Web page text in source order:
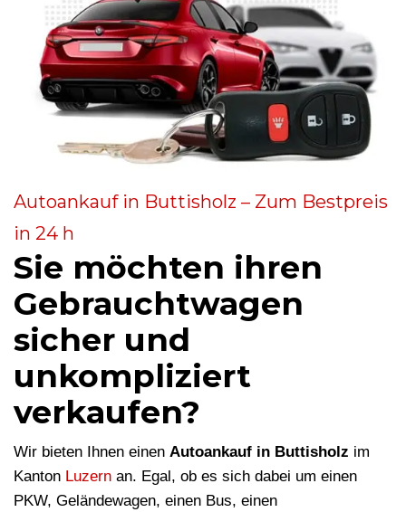
Autoankauf in Buttisholz – Zum Bestpreis
in 24 h
Sie möchten ihren
Gebrauchtwagen
sicher und
unkompliziert
verkaufen?
Wir bieten Ihnen einen Autoankauf in Buttisholz im
Kanton Luzern an. Egal, ob es sich dabei um einen
PKW, Geländewagen, einen Bus, einen